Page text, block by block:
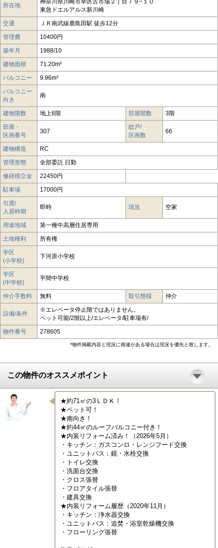
所在地
神奈川県川崎市幸区古市場２丁目７９−１０
東急ドエルアルス新川崎
交通
ＪＲ南武線鹿島田駅 徒歩12分
管理費
10400円
築年月
1988/10
建物面積
71.20m²
バルコニー
9.96m²
バルコニー
向き
南
建物階数 地上6階 部屋階数
3階
部屋・
区画番号
307
総戸/
区画数
66
建物構造
RC
管理形態
全部委託 日勤
修繕積立金
22450円
駐車場
17000円
引渡/
入居時期
即時 現況 空家
用途地域
第一種中高層住居専用
土地権利
所有権
学区
(小学校)
下河原小学校
学区
(中学校)
平間中学校
仲介手数料 無料 取引態様 仲介
設備/条件
※エレベータ停止階ではありません。
ペット可能/2階以上/エレベータ/駐車場有/
物件番号
278605
*物件掲載内容と現況に相違がある場合は現況を優先と致します。
この物件のオススメポイント
★約71㎡の3ＬＤＫ！
★ペット可！
★南向き！
★約44㎡のルーフバルコニー付き！
★内装リフォーム済み！（2026年5月）
・キッチン：ガスコンロ・レンジフード交換
・ユニットバス：鏡・水栓交換
・トイレ交換
・洗面台交換
・クロス張替
・フロアタイル張替
・建具交換
★内装リフォーム履歴（2020年11月）
・キッチン：浄水器交換
・ユニットバス：追焚・浴室乾燥機交換
・フローリング張替